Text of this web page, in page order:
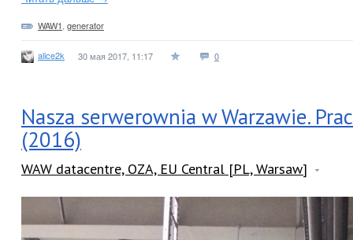
WAW1, generator
alice2k 30 мая 2017, 11:17 0
Nasza serwerownia w Warzawie.
(2016)
WAW datacentre, OZA, EU Central [PL, Warsaw]